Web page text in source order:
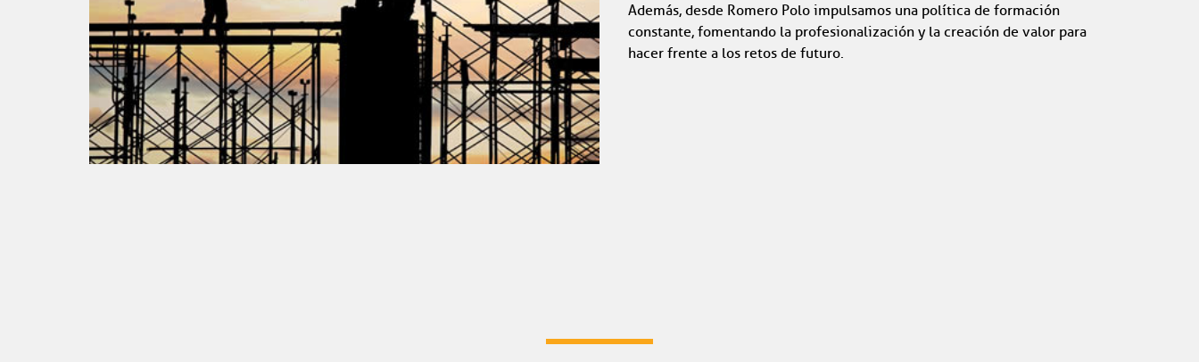
Además, desde Romero Polo impulsamos una política de formación
constante, fomentando la profesionalización y la creación de valor para
hacer frente a los retos de futuro.